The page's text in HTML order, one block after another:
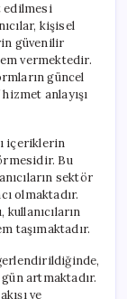
edilmesi
kişisel
güvenilir
vermektedir.
güncel
anlayışı
içeriklerin
Bu
sektör
olmaktadır.
taşımaktadır.
artmaktadır.
ve